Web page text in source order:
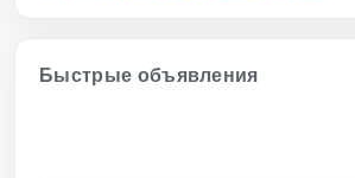
Быстрые объявления